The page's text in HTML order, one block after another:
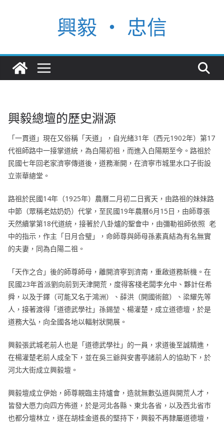
興毅 ‧ 忠信
興毅總壇的歷史淵源
「一貫道」現在又俗稱「天道」，自光緒31年（西元1902年）第17
代祖師路中一接掌道統，為白陽初祖，而進入白陽期至今。路祖於
民國七年回老家濟寧傳道後，道務漸開，在濟寧市城里水口子街設
立崇華總堂。
路祖於民國14年（1925年）農曆二月初二日賓天，由路祖的妹妹路
中節（眾稱老姑奶奶）代掌，至民國19年農曆6月15日，由師尊張
天然續掌第18代道統，接著於八卦爐的聖會中，由彌勒祖師依照 老
中的指示，作主「日月合璧」，命師尊與師母孫素真結為有名無實
的夫妻，同為白陽二祖。
「天作之合」後的師尊師母，離開濟寧到濟南，重啟道務新機。在
民國23年首派劉向前到天津開荒，度得客棧老闆李允中、夥計任希
舜，以及于鐸（可能又名于鴻洲）、薛洪（開國術館）、梁耀先等
人，接著渡得「道德武學社」孫錫堃、楊灌楚，成立道德壇，於是
道務大弘，向全國各地以輻射狀開展。
興毅張武城老前人也是「道德武學社」的一員，求道後至誠精進，
在楊灌楚老前人成全下，並在吳三爺與安書亭諸前人的協助下，於
河北大街成立興毅壇。
興毅壇成立伊始，師尊親臨主持爐會，造就無數弘道與開荒人才，
皆發大愿力向四方佈道，於是河北各縣、東北各省，以及西北省市
也都分壇林立，遂在胡桂金道長的堅持下，興毅不再隸屬道德壇，